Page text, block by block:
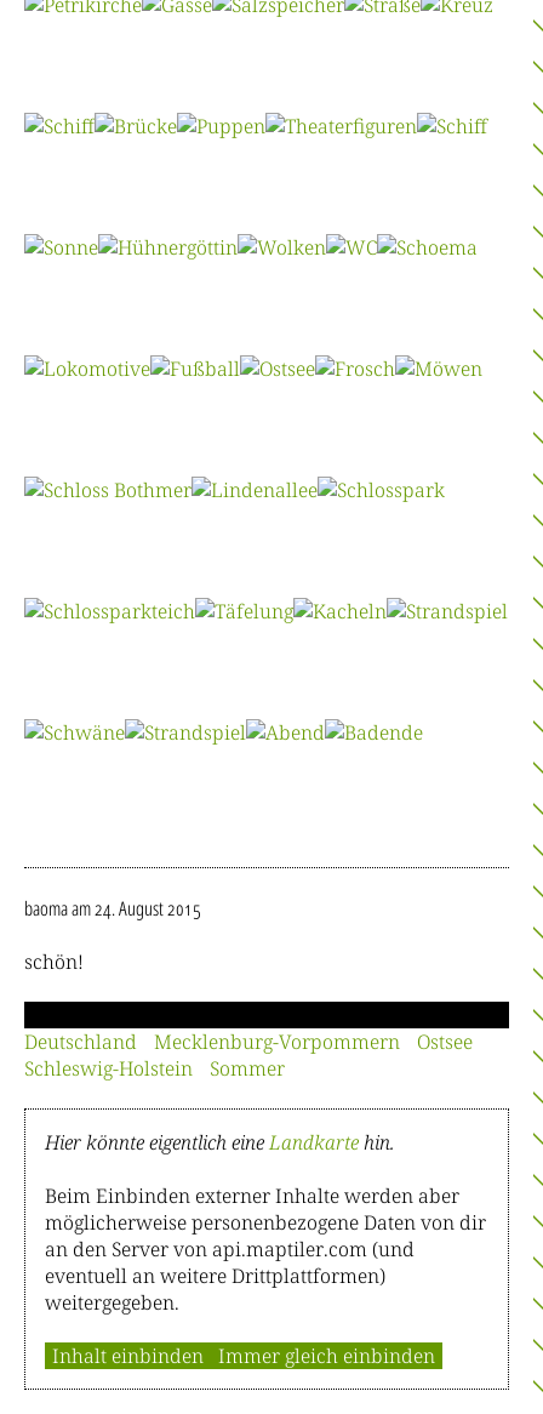
baomaam 24. August 2015
schön!
Deutschland Mecklenburg-Vorpommern
Ostsee
Schleswig-Holstein
Sommer
Hier könnte eigentlich eineLandkartehin.
Beim Einbinden externer Inhalte werden aber
möglicherweise personenbezogene Daten von dir
an den Server von api.maptiler.com (und
eventuell an weitere Drittplattformen)
weitergegeben.
Inhalt einbinden Immer gleich einbinden